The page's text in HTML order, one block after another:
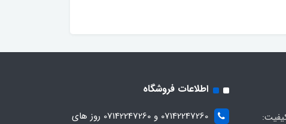
اطلاعات فروشگاه
07142247260 و 07142247260 روز های